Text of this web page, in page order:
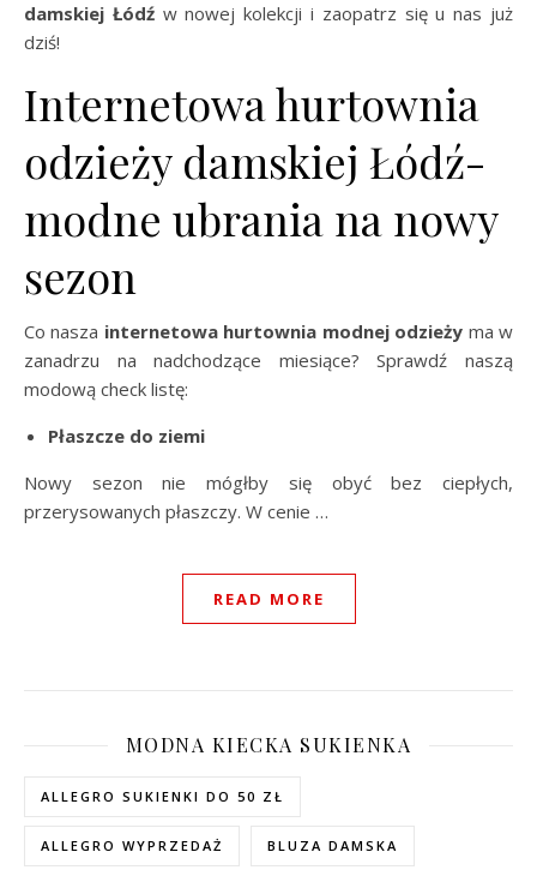
damskiej Łódźw nowej kolekcji i zaopatrz się u nas już
dziś!
Internetowa hurtownia
odzieży damskiej Łódź-
modne ubrania na nowy
sezon
Co nasza internetowa hurtownia modnej odzieży ma w
zanadrzu na nadchodzące miesiące? Sprawdź naszą
modową check listę:
Płaszcze do ziemi
Nowy sezon nie mógłby się obyć bez ciepłych,
przerysowanych płaszczy. W cenie …
READ MORE
MODNA KIECKA SUKIENKA
ALLEGRO SUKIENKI DO 50 ZŁ
ALLEGRO WYPRZEDAŻ BLUZA DAMSKA